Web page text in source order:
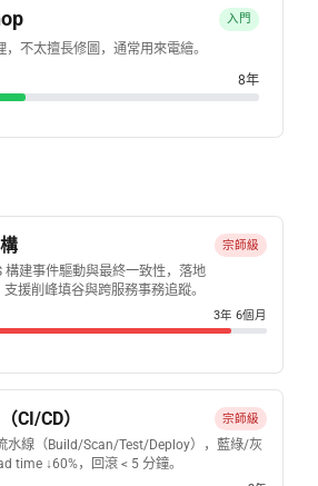
入門
，不太擅長修圖，通常用來電繪。
8年
宗師級
構建事件驅動與最終一致性，落地
援削峰填谷與跨服務事務追蹤。
3年 6個月
CI/CD） 宗師級
水線（Build/Scan/Test/Deploy），藍綠/灰
time ↓60%，回滾 < 5 分鐘。